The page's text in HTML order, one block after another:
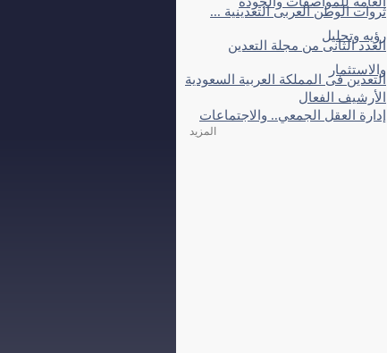
ثروات الوطن العربى التعدينية ...
رؤيه وتحليل
العدد الثانى من مجلة التعدين
والاستثمار
التعدين فى المملكة العربية السعودية
الأرشيف الفعال
إدارة العقل الجمعي.. والاجتماعات
المزيد